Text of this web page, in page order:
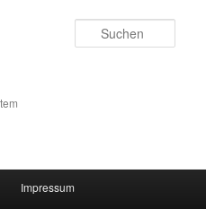
Impressum